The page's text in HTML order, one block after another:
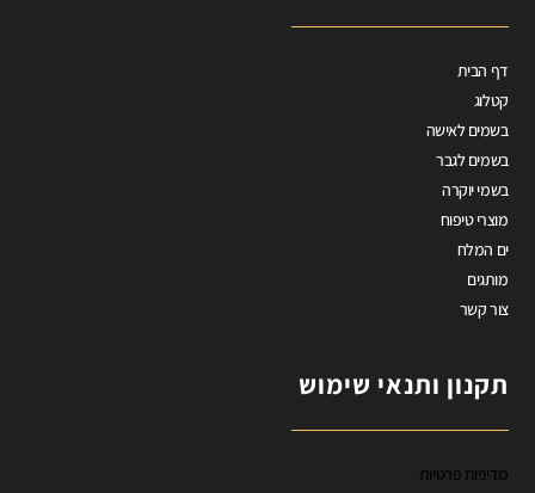
דף הבית
קטלוג
בשמים לאישה
בשמים לגבר
בשמי יוקרה
מוצרי טיפוח
ים המלח
מותגים
צור קשר
תקנון ותנאי שימוש
מדיניות פרטיות